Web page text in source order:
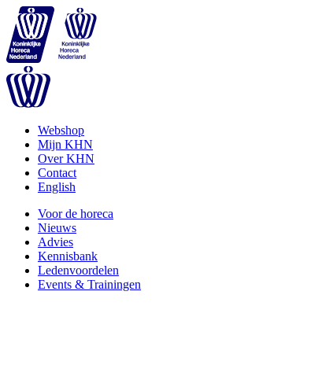
Webshop
Mijn KHN
Over KHN
Contact
English
Voor de horeca
Nieuws
Advies
Kennisbank
Ledenvoordelen
Events & Trainingen